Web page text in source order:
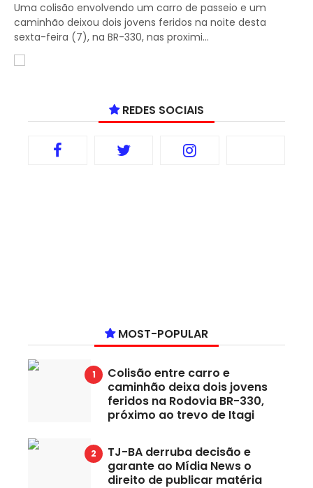
Uma colisão envolvendo um carro de passeio e um
caminhão deixou dois jovens feridos na noite desta
sexta-feira (7), na BR-330, nas proximi...
REDES SOCIAIS
MOST-POPULAR
Colisão entre carro e
caminhão deixa dois jovens
feridos na Rodovia BR-330,
próximo ao trevo de Itagi
TJ-BA derruba decisão e
garante ao Mídia News o
direito de publicar matéria